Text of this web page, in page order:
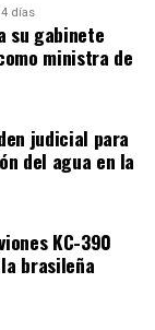
días
su gabinete
ministra de
judicial para
del agua en la
KC-390
brasileña